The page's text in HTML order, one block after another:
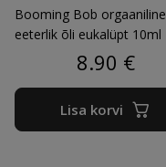
Booming Bob orgaaniline
eeterlik õli eukalüpt 10ml
8.90 €
Lisa korvi